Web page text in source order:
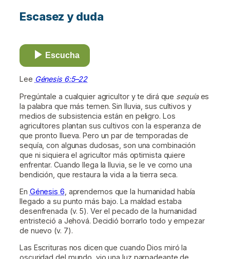
Escasez y duda
Escucha
Lee Génesis 6:5–22
Pregúntale a cualquier agricultor y te dirá que sequíaes
la palabra que más temen. Sin lluvia, sus cultivos y
medios de subsistencia están en peligro. Los
agricultores plantan sus cultivos con la esperanza de
que pronto llueva. Pero un par de temporadas de
sequía, con algunas dudosas, son una combinación
que ni siquiera el agricultor más optimista quiere
enfrentar. Cuando llega la lluvia, se le ve como una
bendición, que restaura la vida a la tierra seca.
En Génesis 6 , aprendemos que la humanidad había
llegado a su punto más bajo. La maldad estaba
desenfrenada (v. 5). Ver el pecado de la humanidad
entristeció a Jehová. Decidió borrarlo todo y empezar
de nuevo (v. 7).
Las Escrituras nos dicen que cuando Dios miró la
oscuridad del mundo, vio una luz parpadeante de